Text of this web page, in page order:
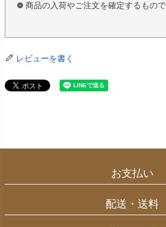
商品の入荷やご注文を確定するもので
レビューを書く
お支払い
配送・送料